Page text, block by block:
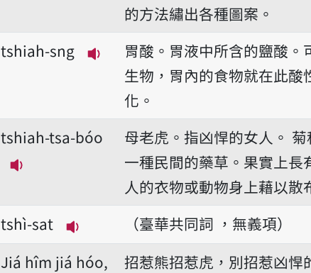
播放音讀tshiah-siù
的方法繡出各種圖案。
tshiah-sng
播放音讀tshiah-sng
胃酸。胃液中所含的鹽酸。
生物，胃內的食物就在此酸
化。
tshiah-tsa-bóo
播放音讀tshiah-tsa-bóo
母老虎。指凶悍的女人。
一種民間的藥草。果實上長
人的衣物或動物身上藉以散
tshì-sat
播放音讀tshì-sat
（臺華共同詞 ，無義項）
Jiá hîm jiá hóo,
招惹熊招惹虎，別招惹凶悍